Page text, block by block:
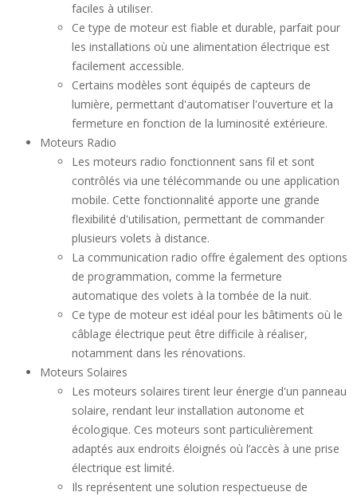
faciles à utiliser.
Ce type de moteur est fiable et durable, parfait pour
les installations où une alimentation électrique est
facilement accessible.
Certains modèles sont équipés de capteurs de
lumière, permettant d'automatiser l'ouverture et la
fermeture en fonction de la luminosité extérieure.
Moteurs Radio
Les moteurs radio fonctionnent sans fil et sont
contrôlés via une télécommande ou une application
mobile. Cette fonctionnalité apporte une grande
flexibilité d'utilisation, permettant de commander
plusieurs volets à distance.
La communication radio offre également des options
de programmation, comme la fermeture
automatique des volets à la tombée de la nuit.
Ce type de moteur est idéal pour les bâtiments où le
câblage électrique peut être difficile à réaliser,
notamment dans les rénovations.
Moteurs Solaires
Les moteurs solaires tirent leur énergie d'un panneau
solaire, rendant leur installation autonome et
écologique. Ces moteurs sont particulièrement
adaptés aux endroits éloignés où l’accès à une prise
électrique est limité.
Ils représentent une solution respectueuse de